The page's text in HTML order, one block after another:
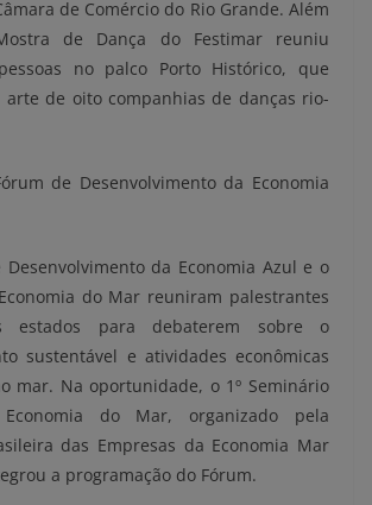
de Comércio do Rio Grande. Além
de Dança do Festimar reuniu
no palco Porto Histórico, que
arte de oito companhias de danças rio-
de Desenvolvimento da Economia
da Economia Azul e o
do Mar reuniram palestrantes
estados para debaterem sobre o
sustentável e atividades econômicas
mar. Na oportunidade, o 1º Seminário
do Mar, organizado pela
das Empresas da Economia Mar
a programação do Fórum.